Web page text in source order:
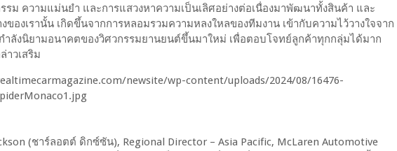
รม ความแม่นยำ และการแสวงหาความเป็นเลิศอย่างต่อเนื่องมาพัฒนาทั้งสินค้า และ
ของเรานั้น เกิดขึ้นจากการหลอมรวมความหลงใหลของทีมงาน เข้ากับความไว้วางใจจาก
ำลังนิยามอนาคตของวิศวกรรมยานยนต์ขึ้นมาใหม่ เพื่อตอบโจทย์ลูกค้าทุกกลุ่มได้มาก
าวเสริม
(ชาร์ลอตต์ ดิกซ์ซัน), Regional Director – Asia Pacific, McLaren Automotive